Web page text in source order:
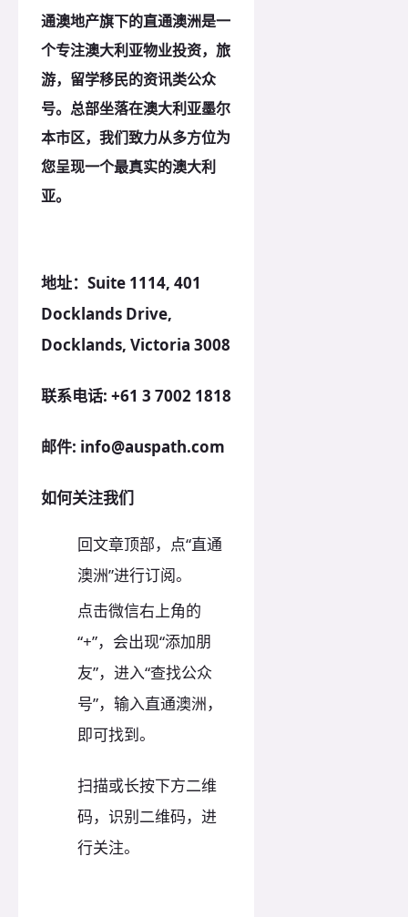
通澳地产旗下的直通澳洲是一
个专注澳大利亚物业投资，旅
游，留学移民的资讯类公众
号。总部坐落在澳大利亚墨尔
本市区，我们致力从多方位为
您呈现一个最真实的澳大利
亚。
地址：Suite 1114, 401
Docklands Drive,
Docklands, Victoria 3008
联系电话: +61 3 7002 1818
邮件: info@auspath.com
如何关注我们
回文章顶部，点“直通
澳洲”进行订阅。
点击微信右上角的
“+”，会出现“添加朋
友”，进入“查找公众
号”，输入直通澳洲，
即可找到。
扫描或长按下方二维
码，识别二维码，进
行关注。